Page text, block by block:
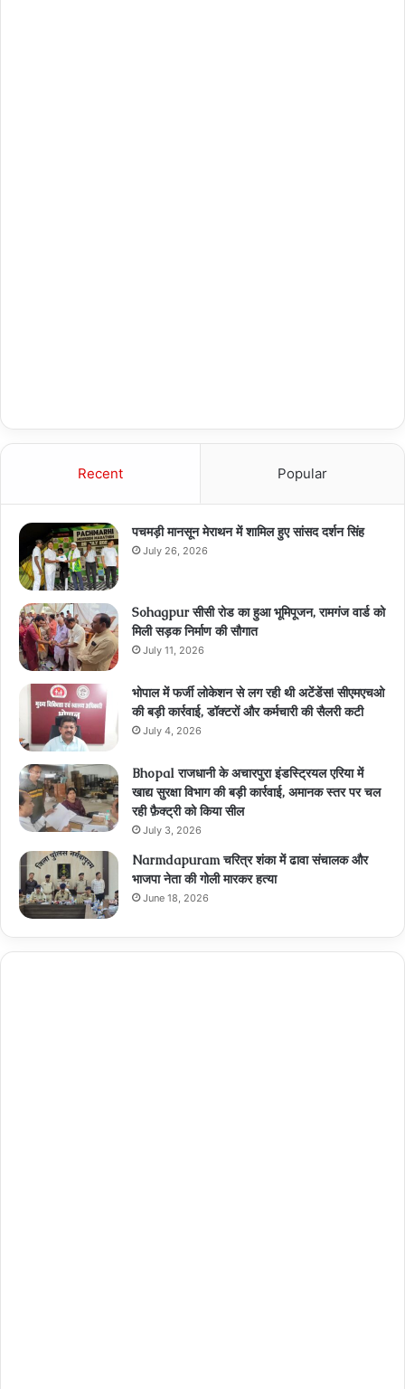
Recent Popular
पचमड़ी मानसून मेराथन में शामिल हुए सांसद दर्शन सिंह
July 26, 2026
Sohagpur सीसी रोड का हुआ भूमिपूजन, रामगंज वार्ड को
मिली सड़क निर्माण की सौगात
July 11, 2026
भोपाल में फर्जी लोकेशन से लग रही थी अटेंडेंस! सीएमएचओ
की बड़ी कार्रवाई, डॉक्टरों और कर्मचारी की सैलरी कटी
July 4, 2026
Bhopal राजधानी के अचारपुरा इंडस्ट्रियल एरिया में
खाद्य सुरक्षा विभाग की बड़ी कार्रवाई, अमानक स्तर पर चल
रही फ़ैक्ट्री को किया सील
July 3, 2026
Narmdapuram चरित्र शंका में ढावा संचालक और
भाजपा नेता की गोली मारकर हत्या
June 18, 2026